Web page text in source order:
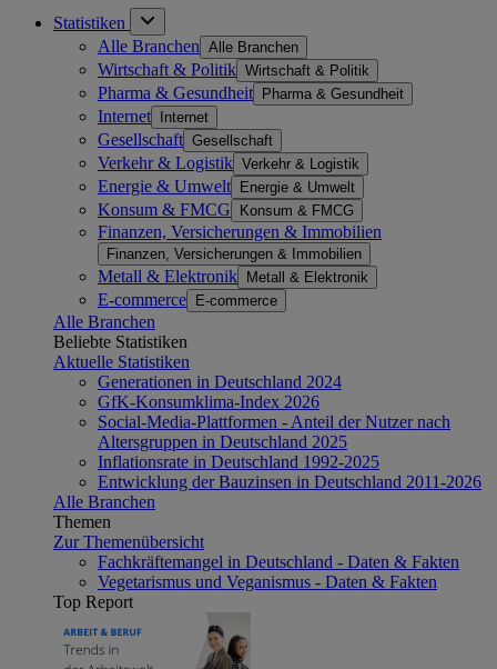
Statistiken
Alle Branchen Alle Branchen
Wirtschaft & Politik Wirtschaft & Politik
Pharma & Gesundheit Pharma & Gesundheit
Internet Internet
Gesellschaft Gesellschaft
Verkehr & Logistik Verkehr & Logistik
Energie & Umwelt Energie & Umwelt
Konsum & FMCG Konsum & FMCG
Finanzen, Versicherungen & Immobilien
Finanzen, Versicherungen & Immobilien
Metall & Elektronik Metall & Elektronik
E-commerce E-commerce
Alle Branchen
Beliebte Statistiken
Aktuelle Statistiken
Generationen in Deutschland 2024
GfK-Konsumklima-Index 2026
Social-Media-Plattformen - Anteil der Nutzer nach
Altersgruppen in Deutschland 2025
Inflationsrate in Deutschland 1992-2025
Entwicklung der Bauzinsen in Deutschland 2011-2026
Alle Branchen
Themen
Zur Themenübersicht
Fachkräftemangel in Deutschland - Daten & Fakten
Vegetarismus und Veganismus - Daten & Fakten
Top Report